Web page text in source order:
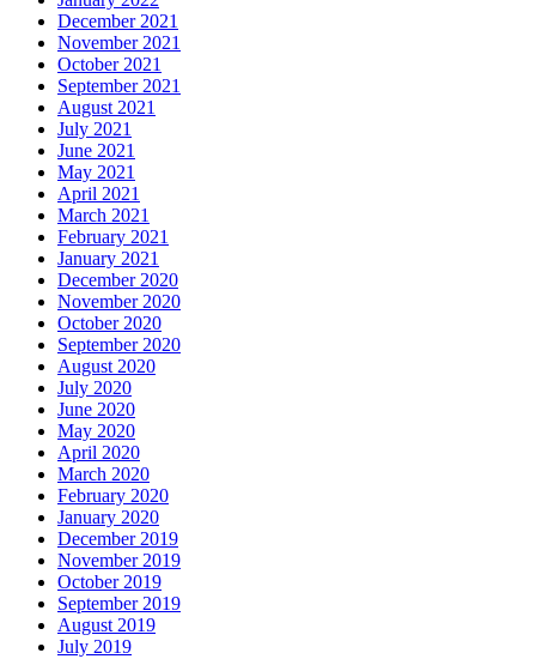
December 2021
November 2021
October 2021
September 2021
August 2021
July 2021
June 2021
May 2021
April 2021
March 2021
February 2021
January 2021
December 2020
November 2020
October 2020
September 2020
August 2020
July 2020
June 2020
May 2020
April 2020
March 2020
February 2020
January 2020
December 2019
November 2019
October 2019
September 2019
August 2019
July 2019